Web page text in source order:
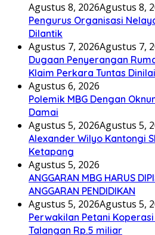
Agustus 8, 2026Agustus 8,
Pengurus Organisasi
Dilantik
Agustus 7, 2026Agustus 7,
Dugaan Penyerangan
Klaim Perkara Tuntas
Agustus 6, 2026
Polemik MBG Dengan
Damai
Agustus 5, 2026Agustus 5,
Alexander Wilyo Kantongi
Ketapang
Agustus 5, 2026
ANGGARAN MBG HARUS
ANGGARAN PENDIDIKAN
Agustus 5, 2026Agustus 5,
Perwakilan Petani
Talangan Rp.5 miliar